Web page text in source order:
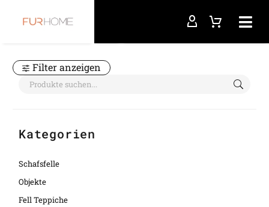
Filter anzeigen
Kategorien
Schafsfelle
Objekte
Fell Teppiche